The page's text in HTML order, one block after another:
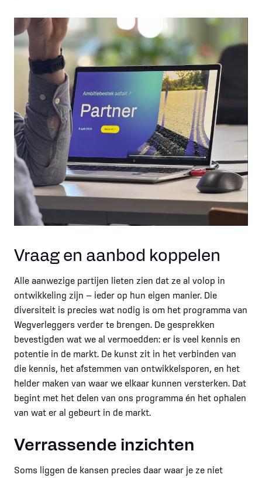
Vraag en aanbod koppelen
Alle aanwezige partijen lieten zien dat ze al volop in
ontwikkeling zijn — ieder op hun eigen manier. Die
diversiteit is precies wat nodig is om het programma van
Wegverleggers verder te brengen. De gesprekken
bevestigden wat we al vermoedden: er is veel kennis en
potentie in de markt. De kunst zit in het verbinden van
die kennis, het afstemmen van ontwikkelsporen, en het
helder maken van waar we elkaar kunnen versterken. Dat
begint met het delen van ons programma én het ophalen
van wat er al gebeurt in de markt.
Verrassende inzichten
Soms liggen de kansen precies daar waar je ze niet